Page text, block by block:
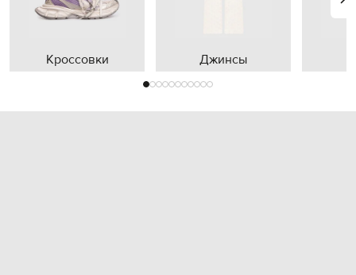
Кроссовки Джинсы